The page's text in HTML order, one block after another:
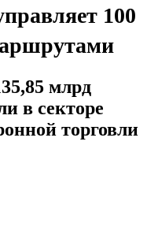
100
млрд
в секторе
торговли